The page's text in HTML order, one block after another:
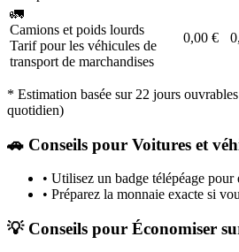
🚛
Camions et poids lourds
Tarif pour les véhicules de
transport de marchandises
0,00 €
* Estimation basée sur 22 jours
quotidien)
🚗 Conseils pour Voitures et
• Utilisez un badge télépéage pour
• Préparez la monnaie exacte si
💡 Conseils pour Économiser